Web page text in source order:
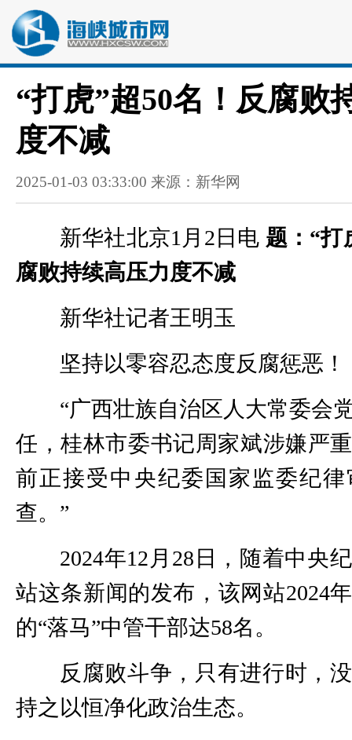
“打虎”超50名！反腐败
度不减
2025-01-03 03:33:00 来源：新华网
新华社北京1月2日电 题：“打
腐败持续高压力度不减
新华社记者王明玉
坚持以零容忍态度反腐惩恶！
“广西壮族自治区人大常委会
任，桂林市委书记周家斌涉嫌严
前正接受中央纪委国家监委纪
查。”
2024年12月28日，随着中央
站这条新闻的发布，该网站2024
的“落马”中管干部达58名。
反腐败斗争，只有进行时，
持之以恒净化政治生态。